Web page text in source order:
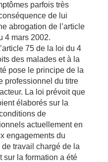
parfois très
de lui
abrogation de l’article
4 mars 2002.
75 de la loi du 4
des malades et à la
pose le principe de la
professionnel du titre
La loi prévoit que
élaborés sur la
de
actuellement en
engagements du
travail chargé de la
sur la formation a été